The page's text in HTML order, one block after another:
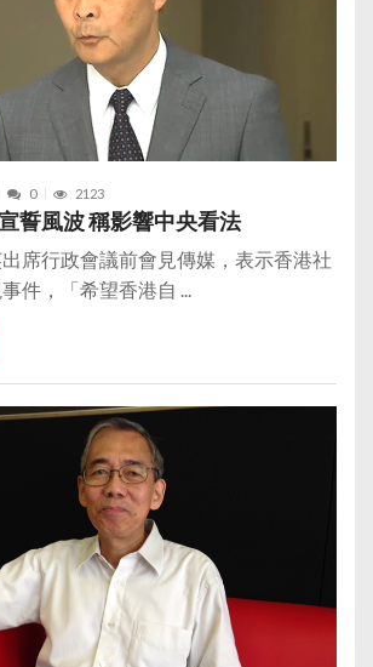
0 2123
誓風波 稱影響中央看法
席行政會議前會見傳媒，表示香港社
件，「希望香港自 ...